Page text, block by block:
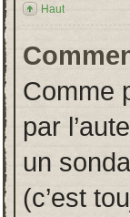
Haut
Comme
par
un
(c’est